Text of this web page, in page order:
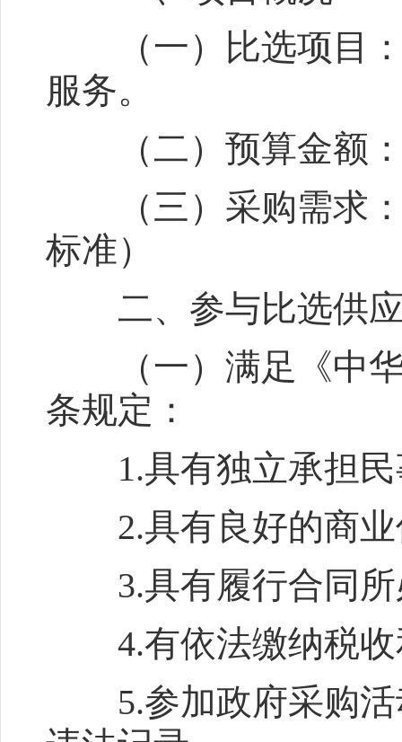
（一）比选项目：
服务。
（二）预算金额：
（三）采购需求：
标准）
二、参与比选供应
（一）满足《中华
条规定：
1.具有独立承担民
2.具有良好的商业
3.具有履行合同所
4.有依法缴纳税收
5.参加政府采购活